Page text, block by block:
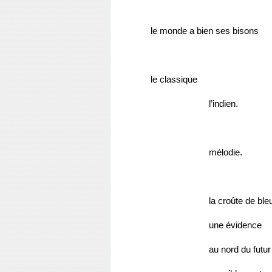
le monde a bien ses bisons
le classique
l’indien.
mélodie.
la croûte de
une évidence
au nord du futur